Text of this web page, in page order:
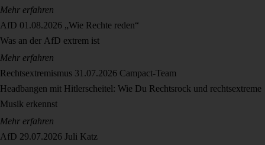
Mehr erfahren
AfD 01.08.2026 „Wie Rechte reden“
Was an der AfD extrem ist
Mehr erfahren
Rechtsextremismus 31.07.2026 Campact-Team
Headbangen mit Hitlerscheitel: Wie Du Rechtsrock und rechtsextreme
Musik erkennst
Mehr erfahren
AfD 29.07.2026 Juli Katz